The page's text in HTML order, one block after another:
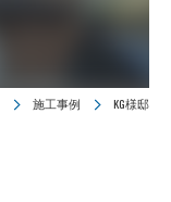
施工事例 KG様邸